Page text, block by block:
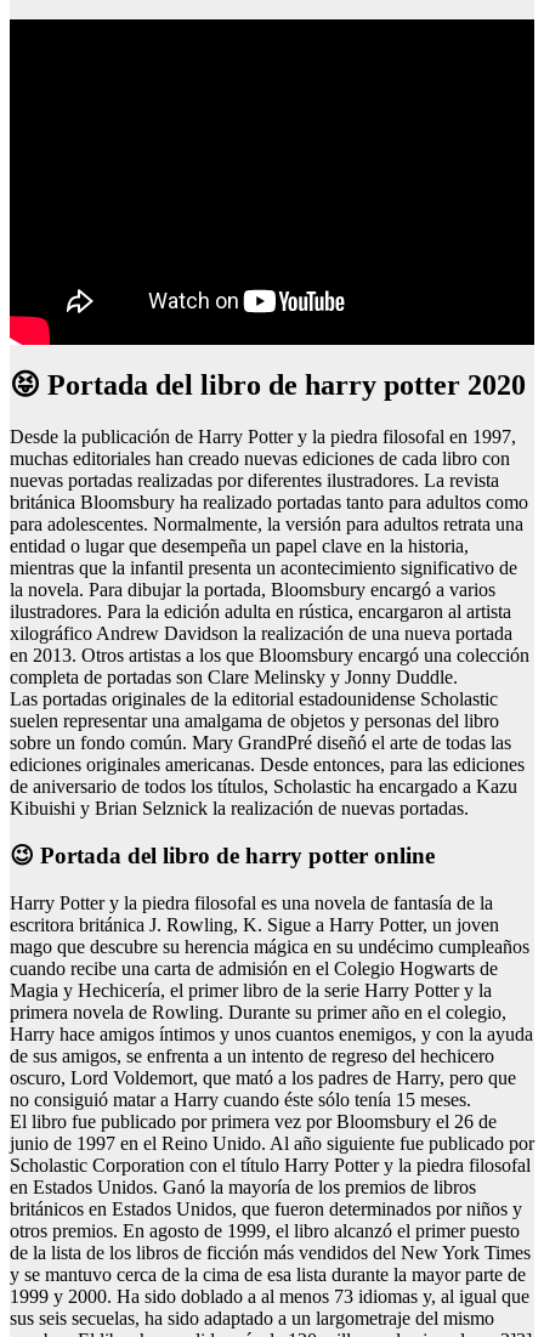
😝 Portada del libro de harry potter 2020
Desde la publicación de Harry Potter y la piedra filosofal en 1997,
muchas editoriales han creado nuevas ediciones de cada libro con
nuevas portadas realizadas por diferentes ilustradores. La revista
británica Bloomsbury ha realizado portadas tanto para adultos como
para adolescentes. Normalmente, la versión para adultos retrata una
entidad o lugar que desempeña un papel clave en la historia,
mientras que la infantil presenta un acontecimiento significativo de
la novela. Para dibujar la portada, Bloomsbury encargó a varios
ilustradores. Para la edición adulta en rústica, encargaron al artista
xilográfico Andrew Davidson la realización de una nueva portada
en 2013. Otros artistas a los que Bloomsbury encargó una colección
completa de portadas son Clare Melinsky y Jonny Duddle.
Las portadas originales de la editorial estadounidense Scholastic
suelen representar una amalgama de objetos y personas del libro
sobre un fondo común. Mary GrandPré diseñó el arte de todas las
ediciones originales americanas. Desde entonces, para las ediciones
de aniversario de todos los títulos, Scholastic ha encargado a Kazu
Kibuishi y Brian Selznick la realización de nuevas portadas.
😉 Portada del libro de harry potter online
Harry Potter y la piedra filosofal es una novela de fantasía de la
escritora británica J. Rowling, K. Sigue a Harry Potter, un joven
mago que descubre su herencia mágica en su undécimo cumpleaños
cuando recibe una carta de admisión en el Colegio Hogwarts de
Magia y Hechicería, el primer libro de la serie Harry Potter y la
primera novela de Rowling. Durante su primer año en el colegio,
Harry hace amigos íntimos y unos cuantos enemigos, y con la ayuda
de sus amigos, se enfrenta a un intento de regreso del hechicero
oscuro, Lord Voldemort, que mató a los padres de Harry, pero que
no consiguió matar a Harry cuando éste sólo tenía 15 meses.
El libro fue publicado por primera vez por Bloomsbury el 26 de
junio de 1997 en el Reino Unido. Al año siguiente fue publicado por
Scholastic Corporation con el título Harry Potter y la piedra filosofal
en Estados Unidos. Ganó la mayoría de los premios de libros
británicos en Estados Unidos, que fueron determinados por niños y
otros premios. En agosto de 1999, el libro alcanzó el primer puesto
de la lista de los libros de ficción más vendidos del New York Times
y se mantuvo cerca de la cima de esa lista durante la mayor parte de
1999 y 2000. Ha sido doblado a al menos 73 idiomas y, al igual que
sus seis secuelas, ha sido adaptado a un largometraje del mismo